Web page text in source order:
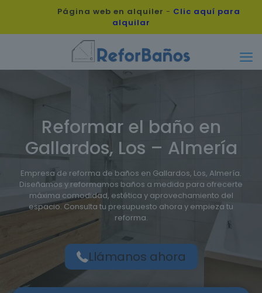
Página web en alquiler - Clic aquí para
alquilar
Reformar el baño en
Gallardos, Los – Almería
Empresa de reforma de baños en Gallardos, Los, Almería.
Diseñamos y reformamos baños a medida para ofrecerte
máxima comodidad, estética y aprovechamiento del
espacio. Consulta tu presupuesto ahora y empieza tu
reforma.
Llámanos ahora